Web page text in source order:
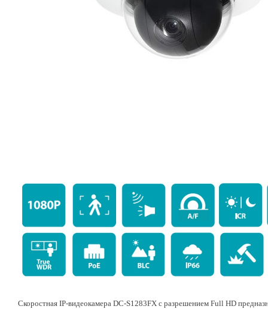
Скоростная IP-видеокамера DC-S1283FX с разрешением Full HD